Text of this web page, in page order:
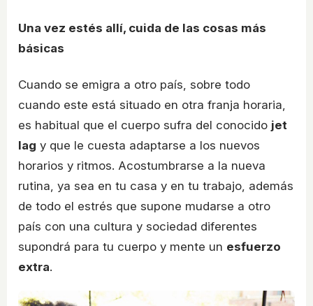
Una vez estés allí, cuida de las cosas más
básicas
Cuando se emigra a otro país, sobre todo
cuando este está situado en otra franja horaria,
es habitual que el cuerpo sufra del conocido jet
lag y que le cuesta adaptarse a los nuevos
horarios y ritmos. Acostumbrarse a la nueva
rutina, ya sea en tu casa y en tu trabajo, además
de todo el estrés que supone mudarse a otro
país con una cultura y sociedad diferentes
supondrá para tu cuerpo y mente un esfuerzo
extra.